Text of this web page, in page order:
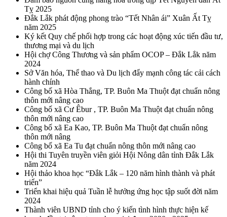
Tỵ 2025
Đắk Lắk phát động phong trào “Tết Nhân ái” Xuân Ất Tỵ
năm 2025
Ký kết Quy chế phối hợp trong các hoạt động xúc tiến đầu tư,
thương mại và du lịch
Hội chợ Công Thương và sản phẩm OCOP – Đắk Lắk năm
2024
Sở Văn hóa, Thể thao và Du lịch đẩy mạnh công tác cải cách
hành chính
Công bố xã Hòa Thắng, TP. Buôn Ma Thuột đạt chuẩn nông
thôn mới nâng cao
Công bố xã Cư Êbur , TP. Buôn Ma Thuột đạt chuẩn nông
thôn mới nâng cao
Công bố xã Ea Kao, TP. Buôn Ma Thuột đạt chuẩn nông
thôn mới nâng
Công bố xã Ea Tu đạt chuẩn nông thôn mới nâng cao
Hội thi Tuyên truyền viên giỏi Hội Nông dân tỉnh Đắk Lắk
năm 2024
Hội thảo khoa học “Đắk Lắk – 120 năm hình thành và phát
triển”
Triển khai hiệu quả Tuần lễ hưởng ứng học tập suốt đời năm
2024
Thành viên UBND tỉnh cho ý kiến tình hình thực hiện kế